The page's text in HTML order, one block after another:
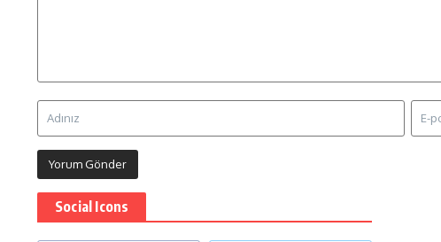
Social Icons